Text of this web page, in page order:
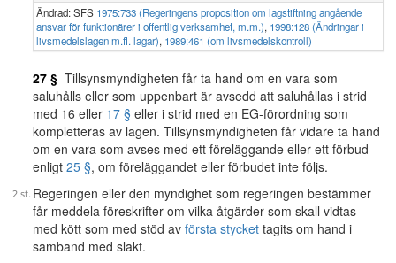
Ändrad: SFS 1975:733 (Regeringens proposition om lagstiftning angående
ansvar för funktionärer i offentlig verksamhet, m.m.), 1998:128 (Ändringar i
livsmedelslagen m.fl. lagar), 1989:461 (om livsmedelskontroll)
27 § Tillsynsmyndigheten får ta hand om en vara som
saluhålls eller som uppenbart är avsedd att saluhållas i strid
med 16 eller 17 § eller i strid med en EG-förordning som
kompletteras av lagen. Tillsynsmyndigheten får vidare ta hand
om en vara som avses med ett föreläggande eller ett förbud
enligt 25 §, om föreläggandet eller förbudet inte följs.
Regeringen eller den myndighet som regeringen bestämmer
får meddela föreskrifter om vilka åtgärder som skall vidtas
med kött som med stöd av första stycket tagits om hand i
samband med slakt.